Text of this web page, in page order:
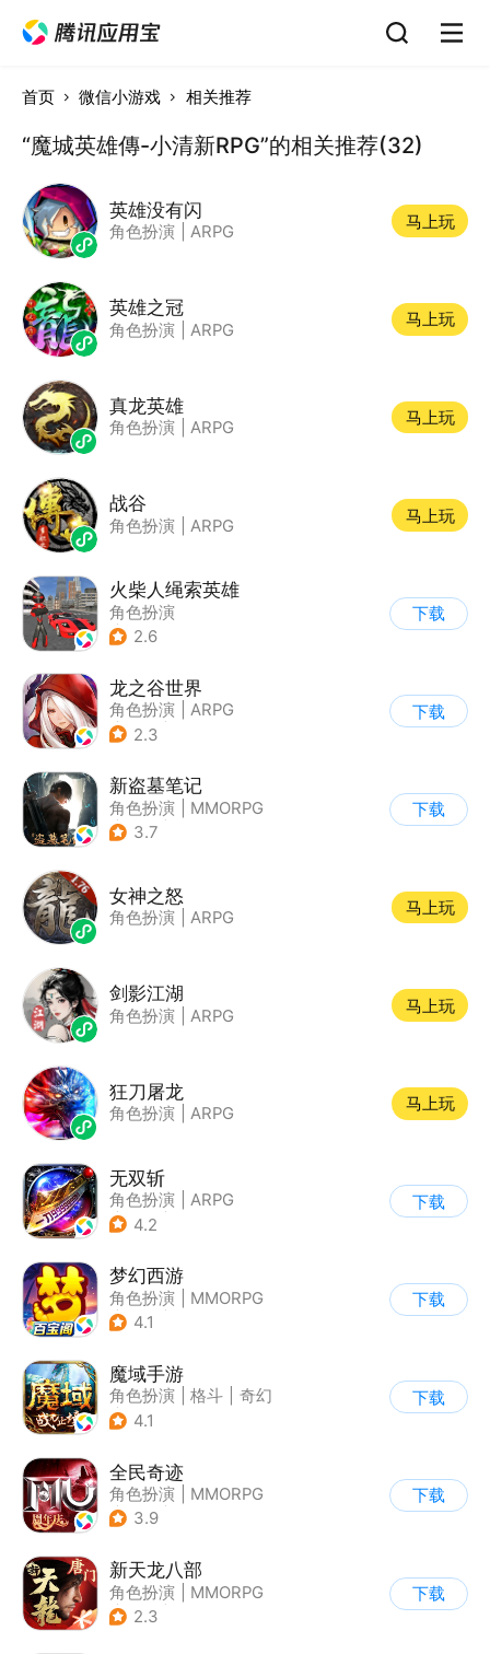
首页 微信小游戏 相关推荐
“魔城英雄傳-小清新RPG”的相关推荐(32)
英雄没有闪
角色扮演 ARPG
马上玩
英雄之冠
角色扮演 ARPG
马上玩
真龙英雄
角色扮演 ARPG
马上玩
战谷
角色扮演 ARPG
马上玩
火柴人绳索英雄
角色扮演
| 第三人称射击
2.6
下载
龙之谷世界
角色扮演
ARPG
| 奇幻
2.3
下载
新盗墓笔记
角色扮演
MMORPG
| 冒险
3.7
下载
女神之怒
角色扮演 ARPG
马上玩
剑影江湖
角色扮演 ARPG
马上玩
狂刀屠龙
角色扮演 ARPG
马上玩
无双斩
角色扮演
ARPG
| 传奇
4.2
下载
梦幻西游
角色扮演
MMORPG
| 西游
4.1
下载
魔域手游
角色扮演 格斗
奇幻
| 魔域
4.1
下载
全民奇迹
角色扮演
MMORPG
| 奇幻
3.9
下载
新天龙八部
角色扮演
MMORPG
| 武侠
2.3
下载